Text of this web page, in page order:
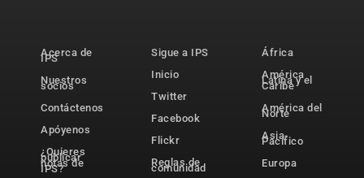
Acerca de
IPS
Nuestros
socios
Contáctenos
Apóyenos
¿Quieres
publicar
notas de
IPS?
Sigue a IPS
Inicio
Twitter
Facebook
Flickr
Reglas de
comunidad
África
América
Latina y el
Caribe
América del
Norte
Asia-
Pacífico
Europa